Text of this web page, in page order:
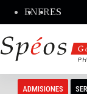
contenido
ENFRES
ADMISIONES